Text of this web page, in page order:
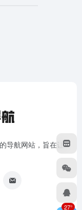
导航网站，旨在让
27°